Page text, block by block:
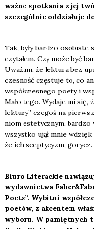
waż­ne spo­tka­nia z jej
szcze­gól­nie oddzia­łu­je
Tak, były bar­dzo oso­bi­ste
czy­ta­łem. Czy może być
Uwa­żam, że lek­tu­ra bez
cze­sność czę­stu­je to, co
współ­cze­sne­go poety i
Mało tego. Wyda­je mi się,
lek­tu­ry” cze­goś na
niom este­tycz­nym, bar­dzo
wszyst­ko ujął mnie
że ich scep­ty­cyzm, gorycz.
Biu­ro Lite­rac­kie
wydaw­nic­twa
Poets”. Wybit­ni
poetów, z akcen­tem
wybo­ru. W pamięt­nych